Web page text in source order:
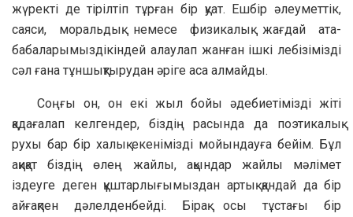
жүректі де тірілтіп тұрған бір қуат. Ешбір әлеуметтік,
саяси, моральдық немесе физикалық жағдай ата-
бабаларымыздікіндей алаулап жанған ішкі лебізімізді
сәл ғана тұншықтырудан әріге аса алмайды.
Соңғы он, он екі жыл бойы әдебиетімізді жіті
қадағалап келгендер, біздің расында да поэтикалық
рухы бар бір халық екенімізді мойындауға бейім. Бұл
ақиқат біздің өлең жайлы, ақындар жайлы мәлімет
іздеуге деген құштарлығымыздан артық қандай да бір
айғақпен дәлелденбейді. Бірақ осы тұстағы бір